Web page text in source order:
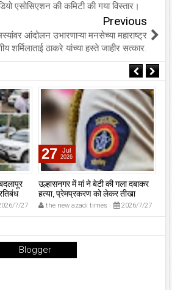
एसोसिएशन की कमिटी की गया विस्तार।
Previous
आंदोलन उभारणाऱ्या मनसेच्या महाराष्ट्र
शर्मिलाताई ठाकरे यांच्या हस्ते जाहीर सत्कार.
7/27
27 Jul
2026
उल्हासनगर में मां ने बेटी की गला दबाकर
हत्या, प्रेमप्रकरण को लेकर तीखा
विवाद।
the new azadi times 2026/7/27
Blogger